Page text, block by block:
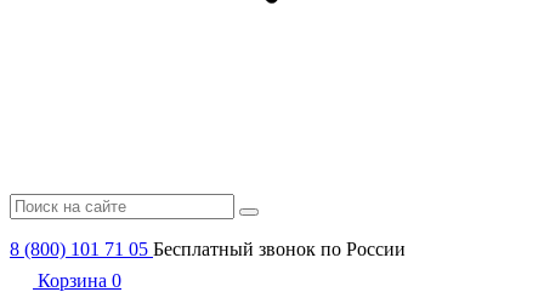
8 (800) 101 71 05 Бесплатный звонок по России
Корзина 0